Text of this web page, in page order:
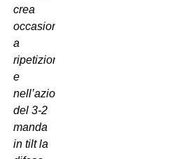
crea
occasioni
a
ripetizione
e
nell’azione
del 3-2
manda
in tilt la